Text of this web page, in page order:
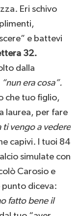
Eri schivo
e battevi
32.
dalla
“nun era cosa”.
che tuo figlio,
laurea, per fare
ti vengo a vedere
capivi. I tuoi 84
simulate con
Carosio e
punto diceva:
fatto bene il